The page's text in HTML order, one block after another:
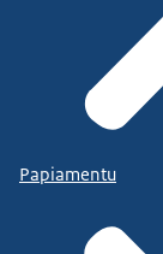
Papiamentu